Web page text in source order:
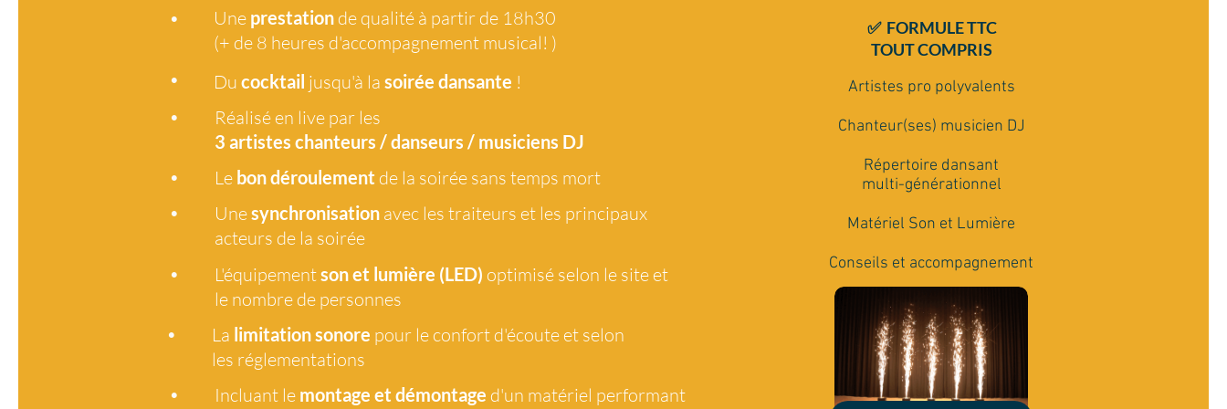
La limitation sonore pour le confort d'écoute et selon
les réglementations
Incluant lemontage et démontaged'un matériel performant
Déclarations et charges sociales toutinclus
Rencontrons nous
J'ai besoin de plus de renseignements
SUR DEMANDE
• Une prestation de qualité à partir de 18h30
(+ de 8 heures d'accompagnement musical! )
•
Du cocktail jusqu'à la soirée dansante !
•
Réalisé en live par les
3 artistes chanteurs / danseurs / musiciens DJ
• Le bon déroulement de la soirée sans temps mort
•
Unesynchronisation avec les traiteurs et les principaux
acteurs de la soirée
•
L'équipementson et lumière (LED) optimisé selon le site et
le nombre de personnes
•
La limitation sonore pour le confort d'écoute et selon
les réglementations
•
Incluant le montage et démontage d'un matériel performant
✅ FORMULE TTC
TOUT COMPRIS
Artistes pro polyvalents
Chanteur(ses) musicien DJ
Répertoire dansant
multi-générationnel
Matériel Son et Lumière
Conseils et accompagnement